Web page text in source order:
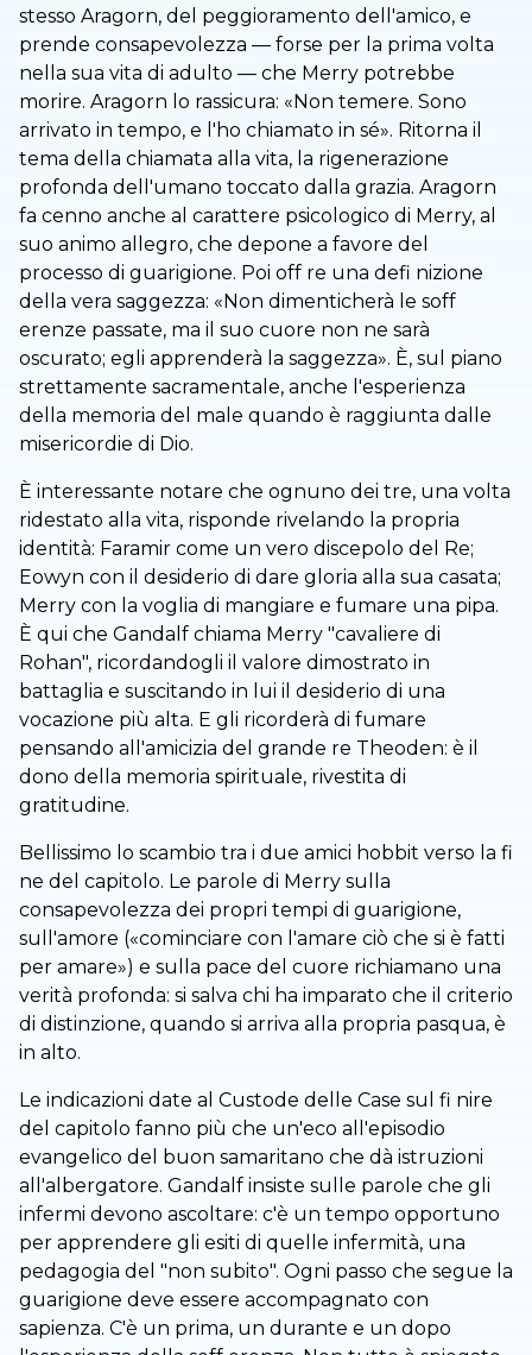
stesso Aragorn, del peggioramento dell'amico, e
prende consapevolezza — forse per la prima volta
nella sua vita di adulto — che Merry potrebbe
morire. Aragorn lo rassicura: «Non temere. Sono
arrivato in tempo, e l'ho chiamato in sé». Ritorna il
tema della chiamata alla vita, la rigenerazione
profonda dell'umano toccato dalla grazia. Aragorn
fa cenno anche al carattere psicologico di Merry, al
suo animo allegro, che depone a favore del
processo di guarigione. Poi off re una defi nizione
della vera saggezza: «Non dimenticherà le soff
erenze passate, ma il suo cuore non ne sarà
oscurato; egli apprenderà la saggezza». È, sul piano
strettamente sacramentale, anche l'esperienza
della memoria del male quando è raggiunta dalle
misericordie di Dio.
È interessante notare che ognuno dei tre, una volta
ridestato alla vita, risponde rivelando la propria
identità: Faramir come un vero discepolo del Re;
Eowyn con il desiderio di dare gloria alla sua casata;
Merry con la voglia di mangiare e fumare una pipa.
È qui che Gandalf chiama Merry "cavaliere di
Rohan", ricordandogli il valore dimostrato in
battaglia e suscitando in lui il desiderio di una
vocazione più alta. E gli ricorderà di fumare
pensando all'amicizia del grande re Theoden: è il
dono della memoria spirituale, rivestita di
gratitudine.
Bellissimo lo scambio tra i due amici hobbit verso la fi
ne del capitolo. Le parole di Merry sulla
consapevolezza dei propri tempi di guarigione,
sull'amore («cominciare con l'amare ciò che si è fatti
per amare») e sulla pace del cuore richiamano una
verità profonda: si salva chi ha imparato che il criterio
di distinzione, quando si arriva alla propria pasqua, è
in alto.
Le indicazioni date al Custode delle Case sul fi nire
del capitolo fanno più che un'eco all'episodio
evangelico del buon samaritano che dà istruzioni
all'albergatore. Gandalf insiste sulle parole che gli
infermi devono ascoltare: c'è un tempo opportuno
per apprendere gli esiti di quelle infermità, una
pedagogia del "non subito". Ogni passo che segue la
guarigione deve essere accompagnato con
sapienza. C'è un prima, un durante e un dopo